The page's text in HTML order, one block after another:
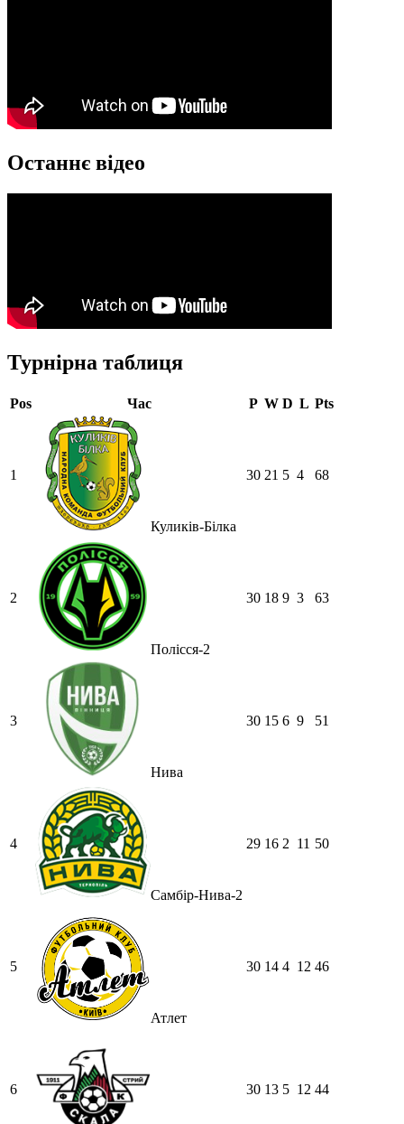
Останнє відео
Турнірна таблиця
Pos Час P W D L Pts
1
Куликів-Білка
30 21 5 4 68
2
Полісся-2
30 18 9 3 63
3
Нива
30 15 6 9 51
4
Самбір-Нива-2
29 16 2 11 50
5
Атлет
30 14 4 12 46
6 30 13 5 12 44